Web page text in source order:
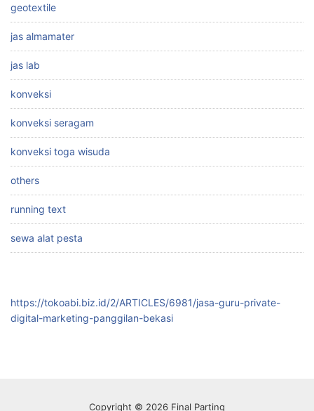
geotextile
jas almamater
jas lab
konveksi
konveksi seragam
konveksi toga wisuda
others
running text
sewa alat pesta
https://tokoabi.biz.id/2/ARTICLES/6981/jasa-guru-private-
digital-marketing-panggilan-bekasi
Copyright © 2026 Final Parting